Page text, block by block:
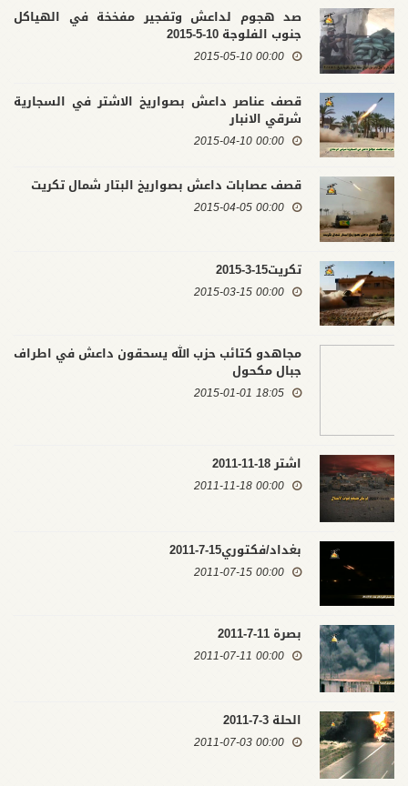
صد هجوم لداعش وتفجير مفخخة في الهياكل
جنوب الفلوجة 10-5-2015
00:00 2015-05-10
قصف عناصر داعش بصواريخ الاشتر في السجارية
شرقي الانبار
00:00 2015-04-10
قصف عصابات داعش بصواريخ البتار شمال تكريت
00:00 2015-04-05
تكريت15-3-2015
00:00 2015-03-15
مجاهدو كتائب حزب الله يسحقون داعش في اطراف
جبال مكحول
18:05 2015-01-01
اشتر 18-11-2011
00:00 2011-11-18
بغداد/فكتوري15-7-2011
00:00 2011-07-15
بصرة 11-7-2011
00:00 2011-07-11
الحلة 3-7-2011
00:00 2011-07-03